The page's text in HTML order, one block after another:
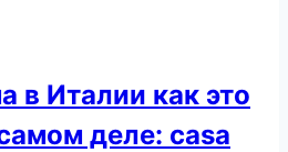
в Италии как это
деле: casa